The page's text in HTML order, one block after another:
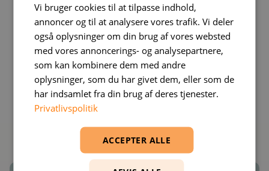
Vi bruger cookies til at tilpasse indhold,
annoncer og til at analysere vores trafik. Vi deler
også oplysninger om din brug af vores websted
med vores annoncerings- og analysepartnere,
som kan kombinere dem med andre
oplysninger, som du har givet dem, eller som de
har indsamlet fra din brug af deres tjenester.
Privatlivspolitik
ACCEPTER ALLE